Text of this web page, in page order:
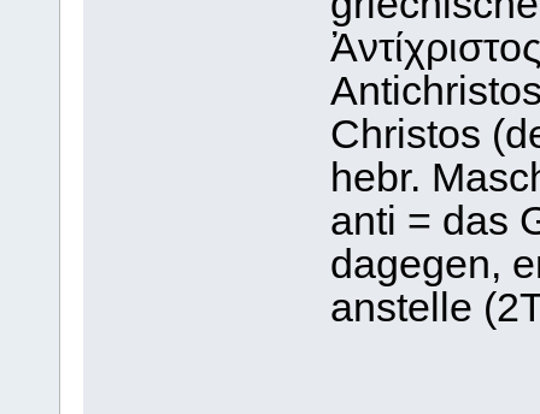
Christos
hebr.
anti = das
dagegen,
anstelle